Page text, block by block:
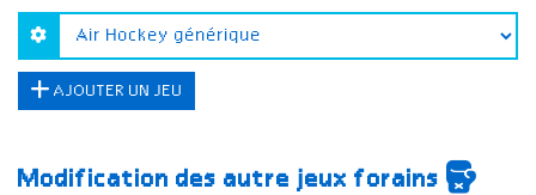
AJOUTER UN JEU
Modification des autre jeux forains